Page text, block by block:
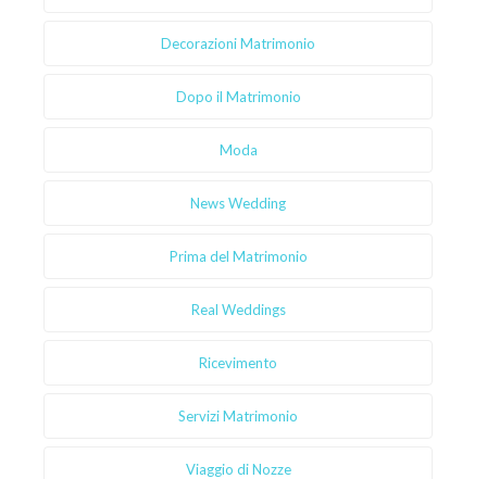
Decorazioni Matrimonio
Dopo il Matrimonio
Moda
News Wedding
Prima del Matrimonio
Real Weddings
Ricevimento
Servizi Matrimonio
Viaggio di Nozze